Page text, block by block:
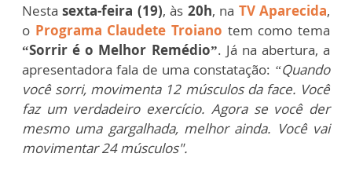
Nestasexta-feira (19), às 20h, na TV Aparecida,
o Programa Claudete Troiano tem como tema
“Sorrir é o Melhor Remédio”. Já na abertura, a
apresentadora fala de uma constatação: “Quando
você sorri, movimenta 12 músculos da face. Você
faz um verdadeiro exercício. Agora se você der
mesmo uma gargalhada, melhor ainda. Você vai
movimentar 24 músculos".